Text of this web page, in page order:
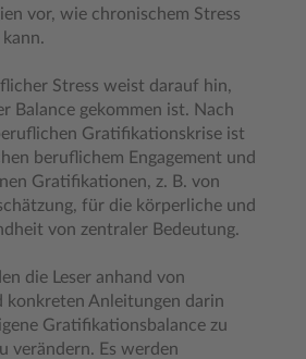
vor, wie chronischem Stress
Stress weist darauf hin,
Balance gekommen ist. Nach
Gratifikationskrise ist
beruflichem Engagement und
Gratifikationen, z. B. von
für die körperliche und
von zentraler Bedeutung.
die Leser anhand von
konkreten Anleitungen darin
Gratifikationsbalance zu
verändern. Es werden